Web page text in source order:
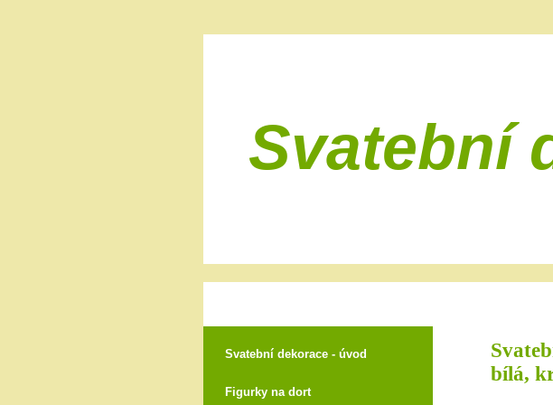
Svatební
Svatební dekorace - úvod
Figurky na dort
bílá,